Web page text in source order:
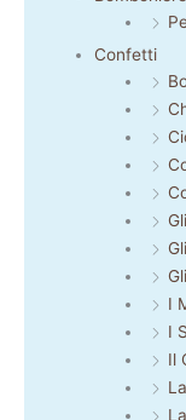
Confetti
I
I
Il